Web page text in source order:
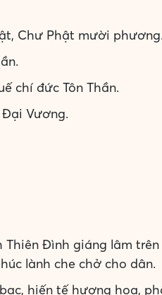
Chư Phật mười phương.
chí đức Tôn Thần.
Vương.
Đình giáng lâm
lành che chở cho dân.
hiến tế hương hoa,